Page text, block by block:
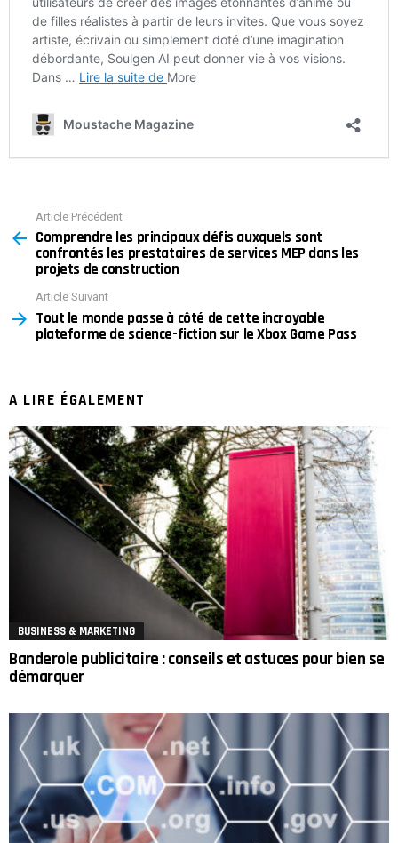
more
Article Précédent
Comprendre les principaux défis auxquels sont
confrontés les prestataires de services MEP dans les
projets de construction
Article Suivant
Tout le monde passe à côté de cette incroyable
plateforme de science-fiction sur le Xbox Game Pass
A LIRE ÉGALEMENT
BUSINESS & MARKETING
Banderole publicitaire : conseils et astuces pour bien se
démarquer